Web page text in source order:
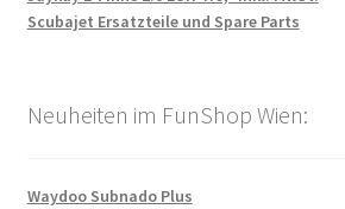
Scubajet Ersatzteile und Spare Parts
Neuheiten im FunShop Wien:
Waydoo Subnado Plus